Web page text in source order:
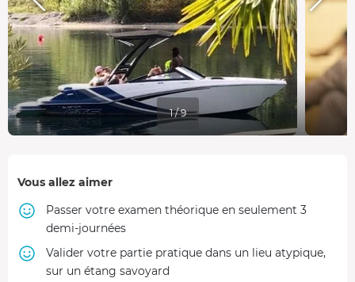
1 / 9
Vous allez aimer
Passer votre examen théorique en seulement 3
demi-journées
Valider votre partie pratique dans un lieu atypique,
sur un étang savoyard